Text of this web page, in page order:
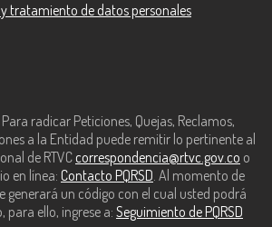
tratamiento de datos personales
radicar Peticiones, Quejas, Reclamos,
a la Entidad puede remitir lo pertinente al
de RTVC correspondencia@rtvc.gov.co o
en línea: Contacto PQRSD. Al momento de
generará un código con el cual usted podrá
para ello, ingrese a: Seguimiento de PQRSD